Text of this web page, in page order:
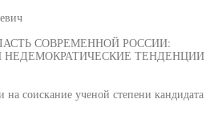
СОВРЕМЕННОЙ РОССИИ:
НЕДЕМОКРАТИЧЕСКИЕ ТЕНДЕНЦИИ
на соискание ученой степени кандидата